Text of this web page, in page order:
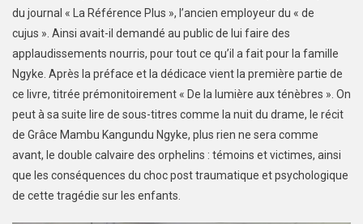
du journal « La Référence Plus », l’ancien employeur du « de
cujus ». Ainsi avait-il demandé au public de lui faire des
applaudissements nourris, pour tout ce qu’il a fait pour la famille
Ngyke. Après la préface et la dédicace vient la première partie de
ce livre, titrée prémonitoirement « De la lumière aux ténèbres ». On
peut à sa suite lire de sous-titres comme la nuit du drame, le récit
de Grâce Mambu Kangundu Ngyke, plus rien ne sera comme
avant, le double calvaire des orphelins : témoins et victimes, ainsi
que les conséquences du choc post traumatique et psychologique
de cette tragédie sur les enfants.